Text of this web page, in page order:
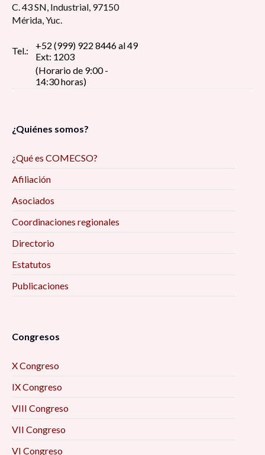
C. 43 SN, Industrial, 97150
Mérida, Yuc.
Tel.:
+52 (999) 922 8446 al 49
Ext: 1203
(Horario de 9:00 -
14:30 horas)
¿Quiénes somos?
¿Qué es COMECSO?
Afiliación
Asociados
Coordinaciones regionales
Directorio
Estatutos
Publicaciones
Congresos
X Congreso
IX Congreso
VIII Congreso
VII Congreso
VI Congreso